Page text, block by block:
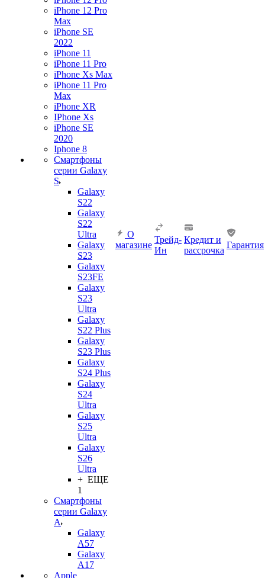
iPhone 12 Pro
Max
iPhone SE
2022
iPhone 11
iPhone 11 Pro
iPhone Xs Max
iPhone 11 Pro
Max
iPhone XR
IPhone Xs
iPhone SE
2020
Iphone 8
Смартфоны
серии Galaxy
S
Galaxy
S22
Galaxy
S22
Ultra
Galaxy
S23
Galaxy
S23FE
Galaxy
S23
Ultra
Galaxy
S22 Plus
Galaxy
S23 Plus
Galaxy
S24 Plus
Galaxy
S24
Ultra
Galaxy
S25
Ultra
Galaxy
S26
Ultra
+ ЕЩЕ
1
Смартфоны
серии Galaxy
A
Galaxy
A57
Galaxy
A17
Apple
О
магазине
Трейд-
Ин
Кредит и
рассрочка
Гарантия